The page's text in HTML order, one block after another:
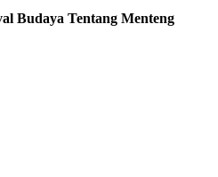
Budaya Tentang Menteng